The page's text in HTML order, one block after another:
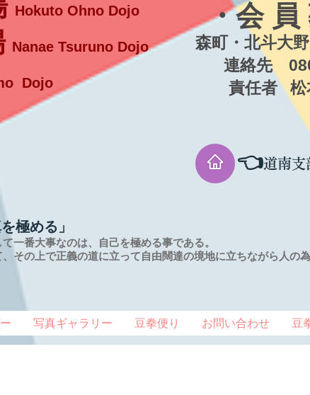
・会 員
森町・北斗大野
連絡先 080-
責任者 松
Hokuto Ohno Dojo
Nanae Tsuruno Dojo
Dojo
👈道南支
極める」
一番大事なのは、自己を極める事である。
、その上で正義の道に立って自由闊達の境地に立ちながら人の
写真ギャラリー 豆拳便り お問い合わせ 豆